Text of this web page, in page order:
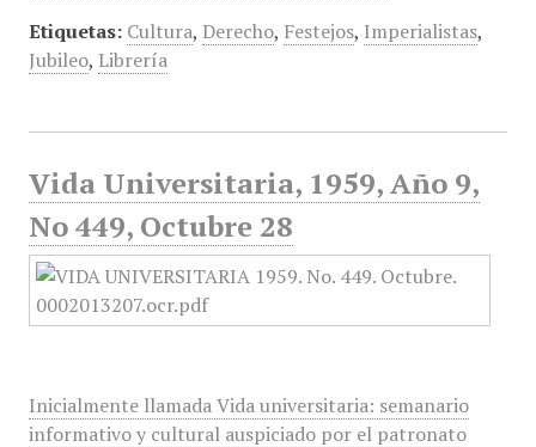
Etiquetas: Cultura, Derecho, Festejos, Imperialistas,
Jubileo, Librería
Vida Universitaria, 1959, Año 9,
No 449, Octubre 28
Inicialmente llamada Vida universitaria: semanario
informativo y cultural auspiciado por el patronato